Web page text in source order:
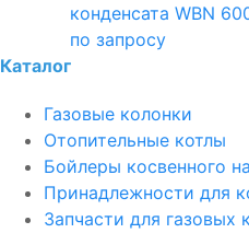
конденсата WBN
по запросу
Каталог
Газовые колонки
Отопительные котлы
Бойлеры косвенного
Принадлежности для
Запчасти для газовых